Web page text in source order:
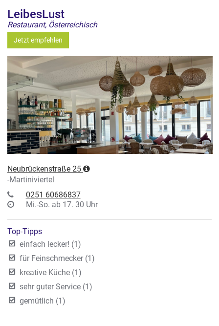
LeibesLust
Restaurant, Österreichisch
Jetzt empfehlen
Neubrückenstraße 25
-Martiniviertel
0251 60686837
Mi.-So. ab 17. 30 Uhr
Top-Tipps
einfach lecker! (1)
für Feinschmecker (1)
kreative Küche (1)
sehr guter Service (1)
gemütlich (1)